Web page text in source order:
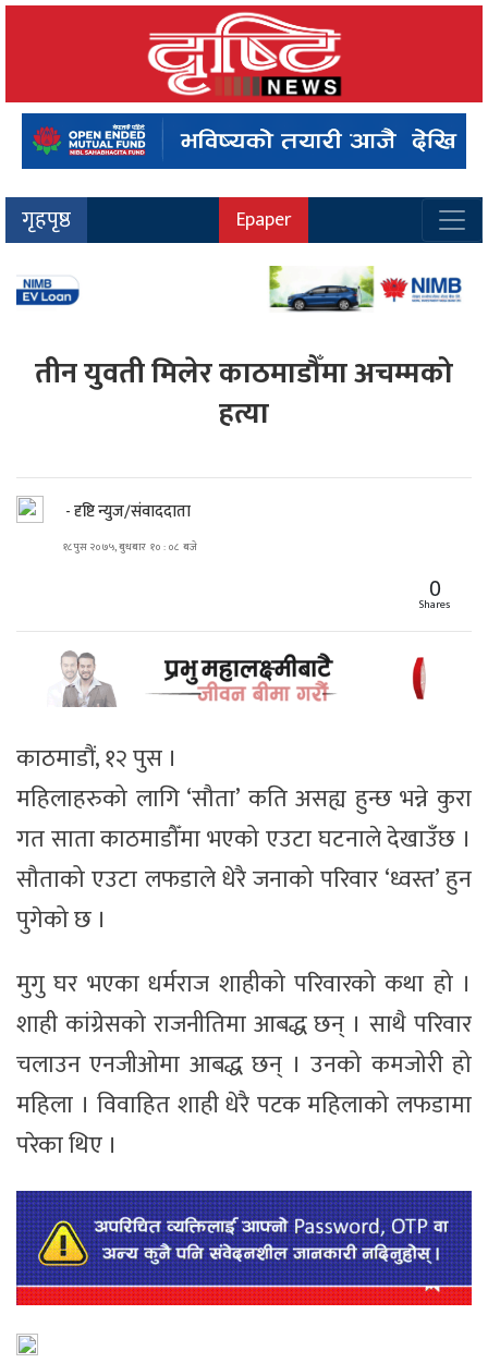
गृहपृष्ठ Epaper
तीन युवती मिलेर काठमाडौँमा अचम्मको
हत्या
- दृष्टि न्युज/संवाददाता
१८ पुस २०७५, बुधबार १० : ०८ बजे
0
Shares
काठमाडौं, १२ पुस ।
महिलाहरुको लागि ‘सौता’ कति असह्य हुन्छ भन्ने कुरा
गत साता काठमाडौँमा भएको एउटा घटनाले देखाउँछ ।
सौताको एउटा लफडाले धेरै जनाको परिवार ‘ध्वस्त’ हुन
पुगेको छ ।
मुगु घर भएका धर्मराज शाहीको परिवारको कथा हो ।
शाही कांग्रेसको राजनीतिमा आबद्ध छन् । साथै परिवार
चलाउन एनजीओमा आबद्ध छन् । उनको कमजोरी हो
महिला । विवाहित शाही धेरै पटक महिलाको लफडामा
परेका थिए ।